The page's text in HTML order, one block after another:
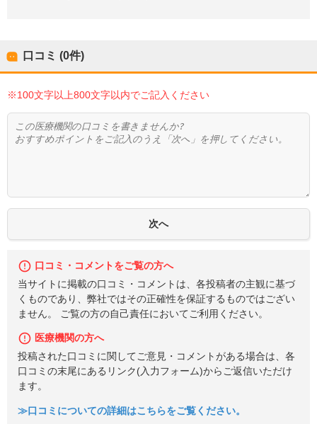
口コミ (0件)
※100文字以上800文字以内でご記入ください
口コミ・コメントをご覧の方へ
当サイトに掲載の口コミ・コメントは、各投稿者の主観に基づ
くものであり、弊社ではその正確性を保証するものではござい
ません。 ご覧の方の自己責任においてご利用ください。
医療機関の方へ
投稿された口コミに関してご意見・コメントがある場合は、各
口コミの末尾にあるリンク(入力フォーム)からご返信いただけ
ます。
≫口コミについての詳細はこちらをご覧ください。